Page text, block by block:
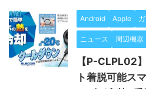
Android Apple
ニュース 周辺機器
【P-CLPL02
ト着脱可能ス